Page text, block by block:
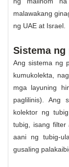
malawakang
ng UAE at Israel.
Sistema ng
Ang sistema ng
kumukolekta,
mga layuning
paglilinis). Ang
kolektor ng
tubig, isang filter
aani ng tubig-
gusaling